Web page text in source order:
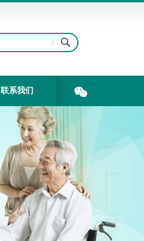
联系我们